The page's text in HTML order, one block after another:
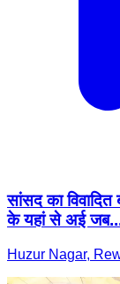
सांसद का
के यहां से अई
Huzur Nagar,